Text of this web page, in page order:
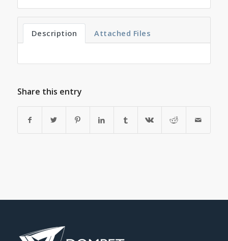
Description Attached Files
Share this entry